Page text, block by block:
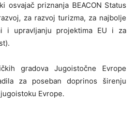
osvajač priznanja BEACON Status
za razvoj turizma, za najbolje
i upravljanju projektima EU i za
gradova Jugoistočne Evrope
za poseban doprinos širenju
Evrope.